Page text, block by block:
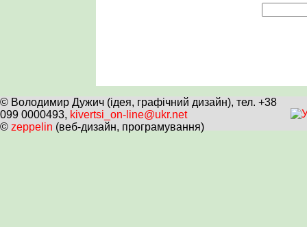
© Володимир Дужич (ідея, графічний дизайн), тел. +38
099 0000493, kivertsi_on-line@ukr.net
© zeppelin (веб-дизайн, програмування)